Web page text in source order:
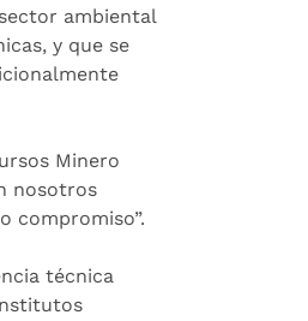
ambiental
y que se
Minero
nosotros
compromiso”.
técnica